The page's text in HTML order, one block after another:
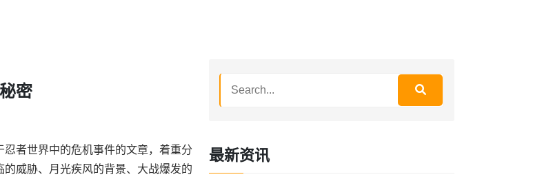
密
忍者世界中的危机事件的文章，着重分
威胁、月光疾风的背景、大战爆发的
最新资讯